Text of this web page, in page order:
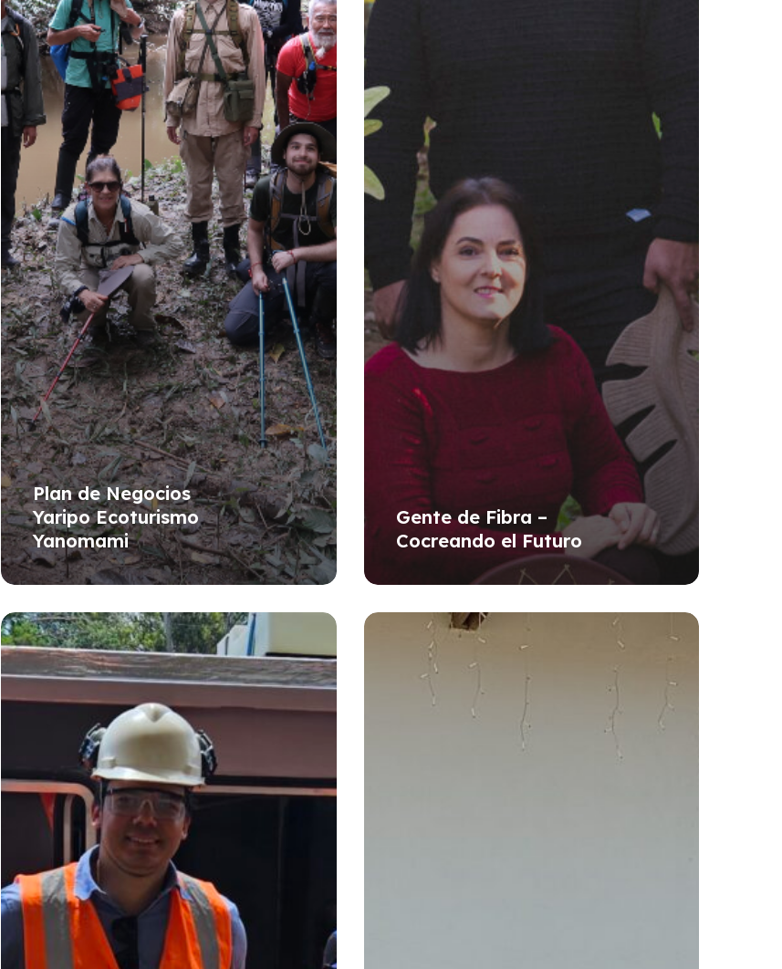
Plan de Negocios
Yaripo Ecoturismo
Yanomami
Gente de Fibra –
Cocreando el Futuro
Estudio
de
Viabilidad
para
Re.green: